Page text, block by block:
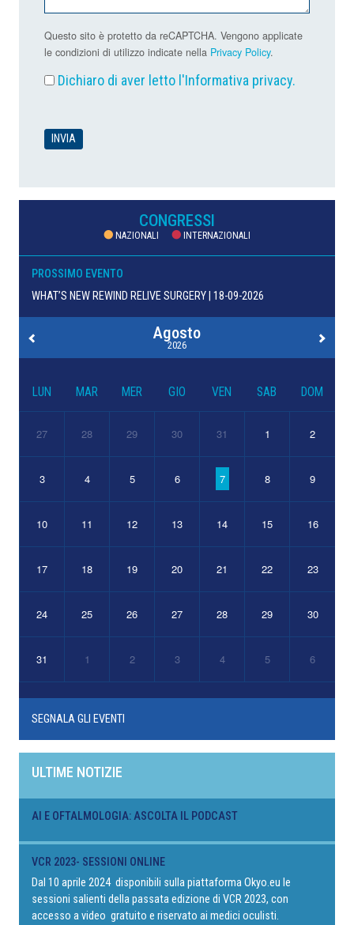
Questo sito è protetto da reCAPTCHA. Vengono applicate
le condizioni di utilizzo indicate nella Privacy Policy.
Dichiaro di aver letto l'Informativa privacy.
CONGRESSI
NAZIONALI INTERNAZIONALI
PROSSIMO EVENTO
WHAT’S NEW REWIND RELIVE SURGERY | 18-09-2026
Agosto
2026
LUN MAR MER GIO VEN SAB DOM
27 28 29 30 31 1 2
3 4 5 6 7 8 9
10 11 12 13 14 15 16
17 18 19 20 21 22 23
24 25 26 27 28 29 30
31 1 2 3 4 5 6
SEGNALA GLI EVENTI
ULTIME NOTIZIE
AI E OFTALMOLOGIA: ASCOLTA IL PODCAST
VCR 2023- SESSIONI ONLINE
Dal 10 aprile 2024 disponibili sulla piattaforma Okyo.eu le
sessioni salienti della passata edizione di VCR 2023, con
accesso a video gratuito e riservato ai medici oculisti.